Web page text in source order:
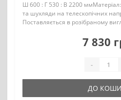
Ш 600 : Г 530 : В 2200
та шухляди на телескопічних
Поставляється в розібраному
7 830
-
ДО